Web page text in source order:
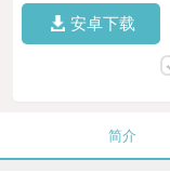
安卓下载
简介